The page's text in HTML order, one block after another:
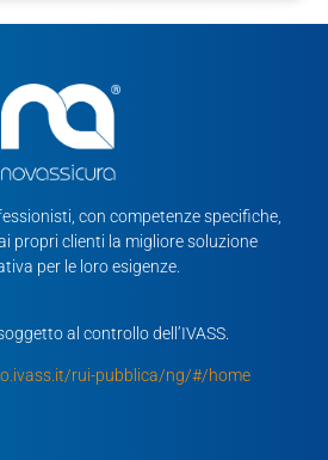
con competenze specifiche,
propri clienti la migliore soluzione
per le loro esigenze.
al controllo dell’IVASS.
rui-pubblica/ng/#/home